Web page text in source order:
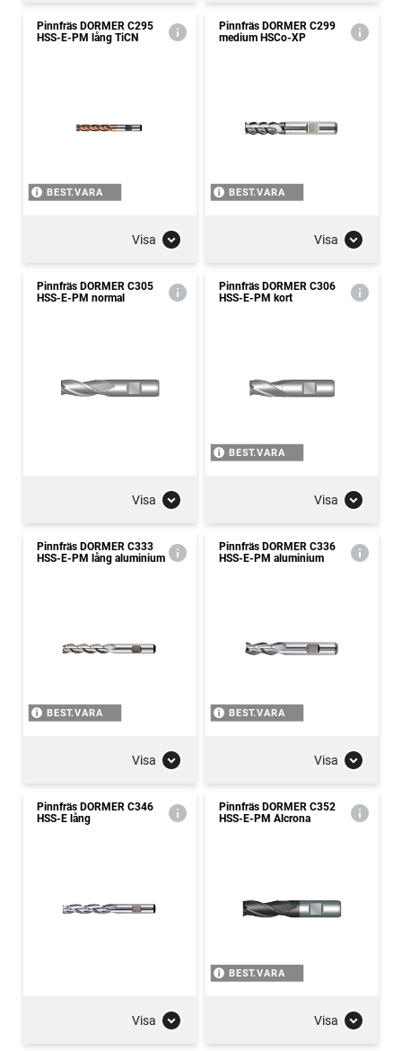
Pinnfräs DORMER C295
HSS-E-PM lång TiCN
BEST.VARA
Visa
Pinnfräs DORMER C299
medium HSCo-XP
BEST.VARA
Visa
Pinnfräs DORMER C305
HSS-E-PM normal
Visa
Pinnfräs DORMER C306
HSS-E-PM kort
BEST.VARA
Visa
Pinnfräs DORMER C333
HSS-E-PM lång aluminium
BEST.VARA
Visa
Pinnfräs DORMER C336
HSS-E-PM aluminium
BEST.VARA
Visa
Pinnfräs DORMER C346
HSS-E lång
Visa
Pinnfräs DORMER C352
HSS-E-PM Alcrona
BEST.VARA
Visa